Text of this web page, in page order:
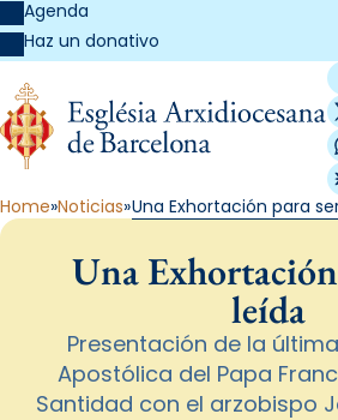
Agenda
Haz un donativo
Home Noticias Una Exhortación para
Una
leída
Presentación de la
Apostólica del Papa
Santidad con el arzobispo